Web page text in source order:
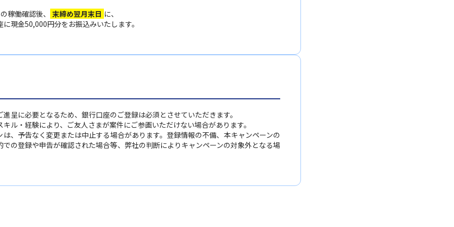
稼働確認後、 末締め翌月末日 に、
に現金50,000円分をお振込みいたします。
呈に必要となるため、銀行口座のご登録は必須とさせていただきます。
ル・経験により、ご友人さまが案件にご参画いただけない場合があります。
、予告なく変更または中止する場合があります。登録情報の不備、本キャンペーンの
での登録や申告が確認された場合等、弊社の判断によりキャンペーンの対象外となる場